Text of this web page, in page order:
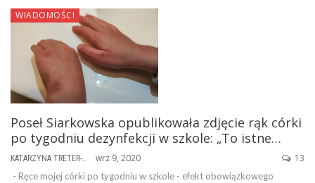
WIADOMOŚCI
Poseł Siarkowska opublikowała zdjęcie rąk córki
po tygodniu dezynfekcji w szkole: „To istne…
KATARZYNA TRETER-SIERPIŃSKA wrz 9, 2020 13
- Ręce mojej córki po tygodniu w szkole - efekt obowiązkowego